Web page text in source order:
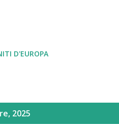
D'EUROPA
2025